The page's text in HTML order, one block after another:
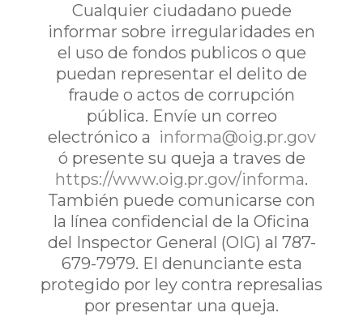
Cualquier ciudadano puede
informar sobre irregularidades en
el uso de fondos publicos o que
puedan representar el delito de
fraude o actos de corrupción
pública. Envíe un correo
electrónico a informa@oig.pr.gov
ó presente su queja a traves de
https://www.oig.pr.gov/informa.
También puede comunicarse con
la línea confidencial de la Oficina
del Inspector General (OIG) al 787-
679-7979. El denunciante esta
protegido por ley contra represalias
por presentar una queja.